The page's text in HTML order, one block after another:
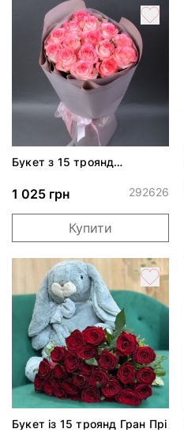
Букет з 15 троянд
1 025 грн 292626
Купити
Букет із 15 троянд Гран Прі